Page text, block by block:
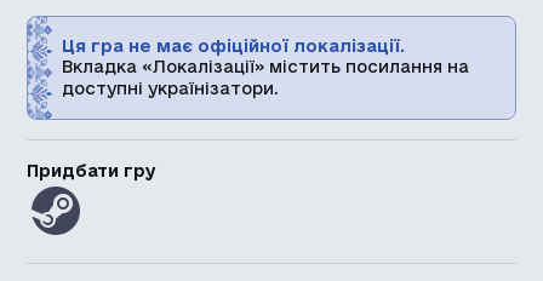
Ця гра не має офіційної локалізації.
Вкладка «Локалізації» містить посилання на
доступні українізатори.
Придбати гру